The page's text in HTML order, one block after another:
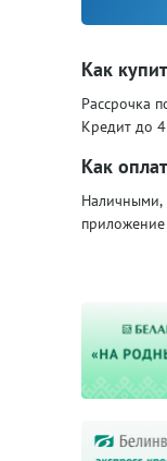
Как
Рассрочка
Кредит до
Как
Наличными,